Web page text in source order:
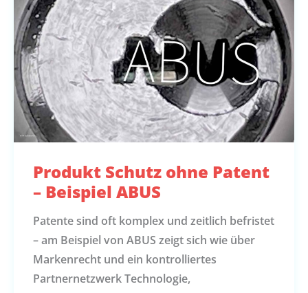
Produkt Schutz ohne Patent
– Beispiel ABUS
Patente sind oft komplex und zeitlich befristet
– am Beispiel von ABUS zeigt sich wie über
Markenrecht und ein kontrolliertes
Partnernetzwerk Technologie,